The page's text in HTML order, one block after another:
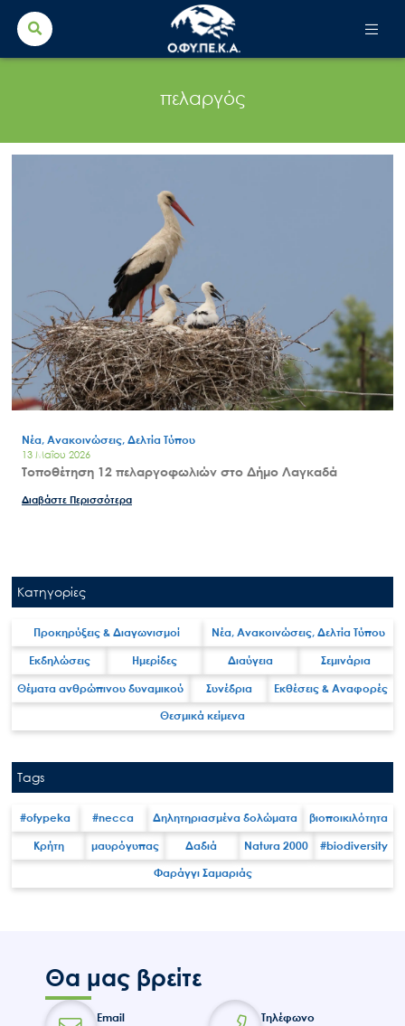
Search
for:
Άξονες δράσης
πελαργός
Νέα, Ανακοινώσεις, Δελτία Τύπου
13 Μαΐου 2026
Τοποθέτηση 12 πελαργοφωλιών στο Δήμο Λαγκαδά
Διαβάστε Περισσότερα
Κατηγορίες
Προκηρύξεις & Διαγωνισμοί Νέα, Ανακοινώσεις, Δελτία Τύπου
Εκδηλώσεις Ημερίδες Διαύγεια Σεμινάρια
Θέματα ανθρώπινου δυναμικού Συνέδρια Εκθέσεις & Αναφορές
Θεσμικά κείμενα
Tags
#ofypeka #necca Δηλητηριασμένα δολώματα βιοποικιλότητα
Κρήτη μαυρόγυπας Δαδιά Natura 2000 #biodiversity
Φαράγγι Σαμαριάς
Θα μας βρείτε
Email
Τηλέφωνο